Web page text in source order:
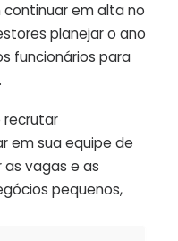
em alta no
planejar o ano
funcionários para
recrutar
em sua equipe de
vagas e as
pequenos,